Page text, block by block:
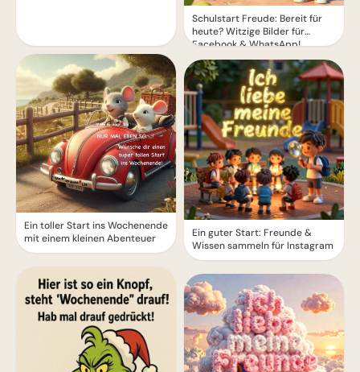
Ein toller Start ins Wochenende
mit einem kleinen Abenteuer
Schulstart Freude: Bereit für
heute? Witzige Bilder für
Facebook & WhatsApp!
Ein guter Start: Freunde &
Wissen sammeln für Instagram